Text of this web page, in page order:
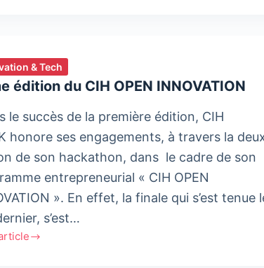
& Tech
édition du CIH OPEN INNOVATION
le succès de la première édition, CIH
honore ses engagements, à travers la
de son hackathon, dans le cadre de son
entrepreneurial « CIH OPEN
». En effet, la finale qui s’est tenue
s’est…